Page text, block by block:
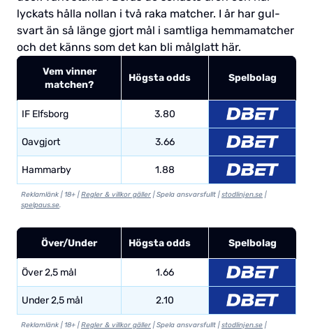
lyckats hålla nollan i två raka matcher. I år har gul-
svart än så länge gjort mål i samtliga hemmamatcher
och det känns som det kan bli målglatt här.
Vem vinner
matchen?
Högsta odds Spelbolag
IF Elfsborg 3.80
Oavgjort 3.66
Hammarby 1.88
Reklamlänk | 18+ |Regler & villkor gäller | Spela ansvarsfullt |stodlinjen.se |
spelpaus.se.
Över/Under Högsta odds Spelbolag
Över 2,5 mål 1.66
Under 2,5 mål 2.10
Reklamlänk | 18+ |Regler & villkor gäller | Spela ansvarsfullt |stodlinjen.se |